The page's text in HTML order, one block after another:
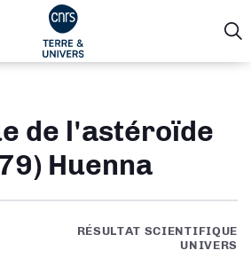
de l'astéroïde
Huenna
RÉSULTAT SCIENTIFIQUE
UNIVERS